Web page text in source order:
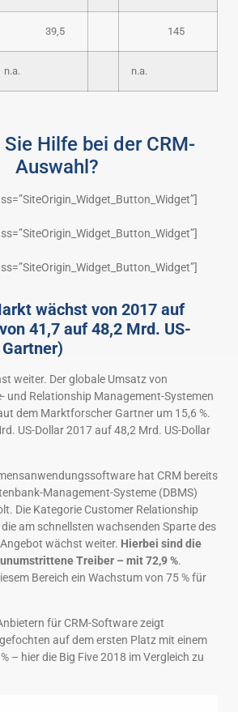
39,5 145
n.a. n.a.
Hilfe bei der CRM-
Auswahl?
wächst von 2017 auf
41,7 auf 48,2 Mrd. US-
weiter. Der globale Umsatz von
und Relationship Management-Systemen
dem Marktforscher Gartner um 15,6 %.
US-Dollar 2017 auf 48,2 Mrd. US-Dollar
hat CRM bereits
Management-Systeme (DBMS)
Die Kategorie Customer Relationship
am schnellsten wachsenden Sparte des
wächst weiter. Hierbei sind die
Treiber – mit 72,9 %.
Bereich ein Wachstum von 75 % für
für CRM-Software zeigt
auf dem ersten Platz mit einem
– hier die Big Five 2018 im Vergleich zu